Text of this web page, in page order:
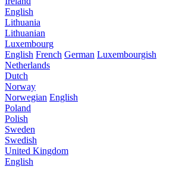
English
Lithuania
Lithuanian
Luxembourg
English French German Luxembourgish
Netherlands
Dutch
Norway
Norwegian English
Poland
Polish
Sweden
Swedish
United Kingdom
English